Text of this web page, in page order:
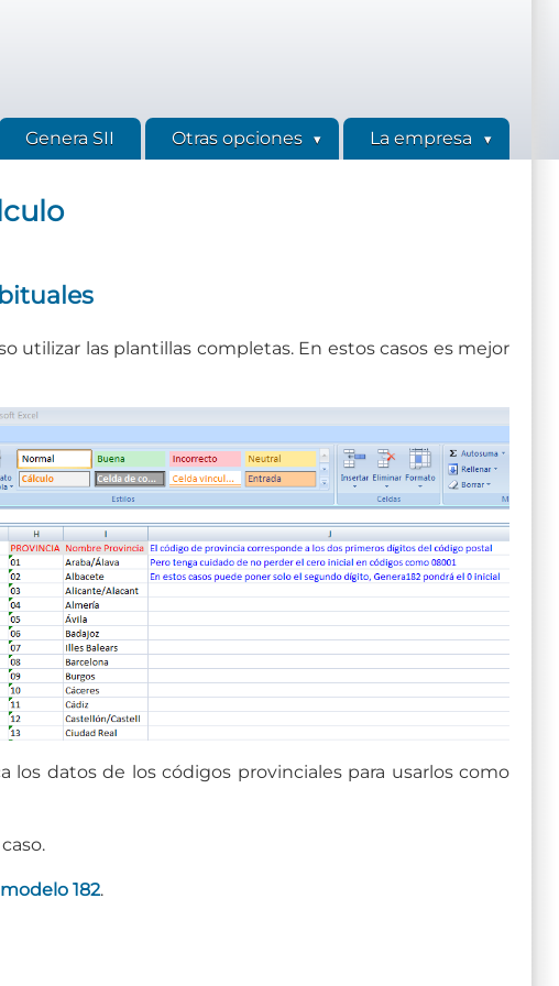
Genera SII Otras opciones La empresa
utilizar las plantillas completas. En estos casos es mejor
datos de los códigos provinciales para usarlos como
182.